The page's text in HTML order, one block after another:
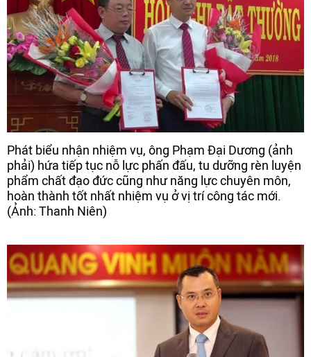
Phát biểu nhận nhiệm vụ, ông Phạm Đại Dương (ảnh
phải) hứa tiếp tục nỗ lực phấn đấu, tu dưỡng rèn luyện
phẩm chất đạo đức cũng như năng lực chuyên môn,
hoàn thành tốt nhất nhiệm vụ ở vị trí công tác mới.
(Ảnh: Thanh Niên)